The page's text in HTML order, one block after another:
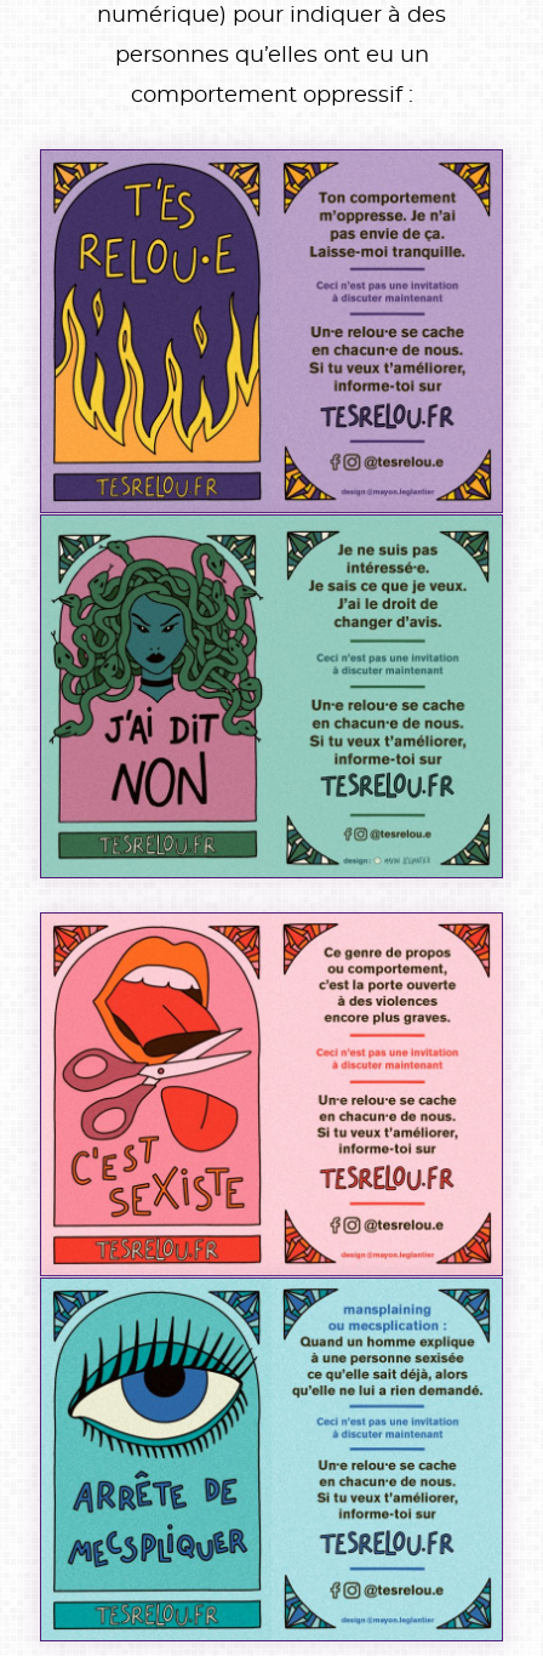
numérique) pour indiquer à des
personnes qu’elles ont eu un
comportement oppressif :